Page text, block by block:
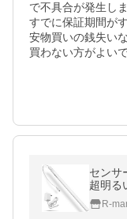
で不具合が発生しま
すでに保証期間が
安物買いの銭失い
買わない方がよいで
センサ
超明る
V マグ
トイレ/
R-